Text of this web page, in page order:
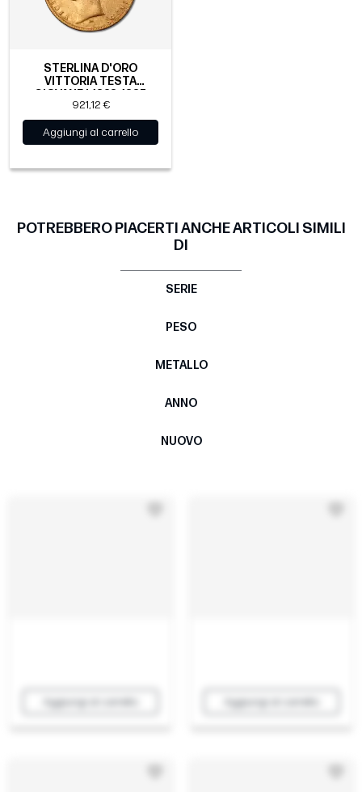
STERLINA D'ORO
VITTORIA TESTA
GIOVANE | 1838-1887
921,12 €
Aggiungi al carrello
POTREBBERO PIACERTI ANCHE ARTICOLI SIMILI
DI
SERIE
PESO
METALLO
ANNO
NUOVO
Aggiungi al carrello Aggiungi al carrello